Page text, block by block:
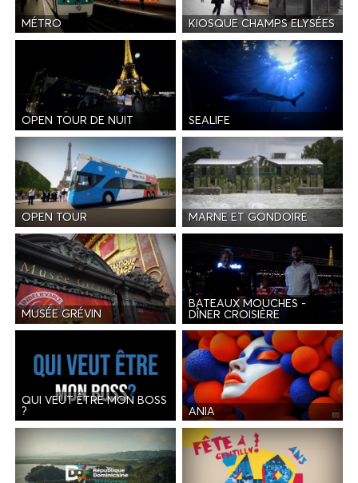
MÉTRO KIOSQUE CHAMPS ELYSÉES
OPEN TOUR DE NUIT SEALIFE
OPEN TOUR MARNE ET GONDOIRE
MUSÉE GRÉVIN
BATEAUX MOUCHES -
DÎNER CROISIÈRE
QUI VEUT ÊTRE MON BOSS
?
ANIA